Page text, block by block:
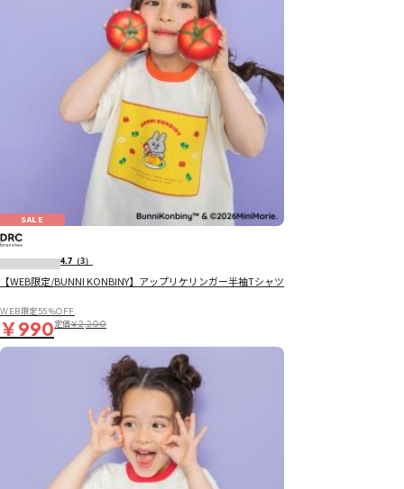
SALE
4.7 （3）
【WEB限定/BUNNI KONBINY】アップリケリンガー半袖Tシャツ
WEB限定55％OFF
￥990定価￥2,200